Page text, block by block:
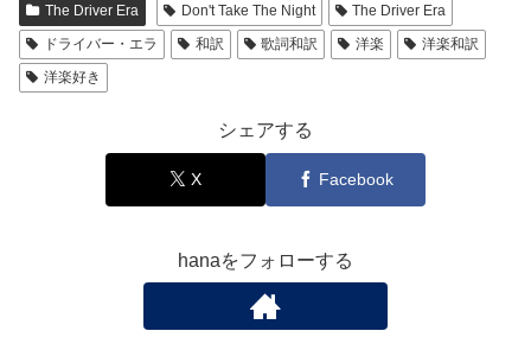
The Driver Era Don't Take The Night
The Driver Era
ドライバー・エラ
和訳 歌詞和訳 洋楽
洋楽和訳
洋楽好き
シェアする
X Facebook
hanaをフォローする